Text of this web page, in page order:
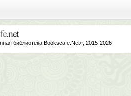
библиотека Bookscafe.Net», 2015-2026